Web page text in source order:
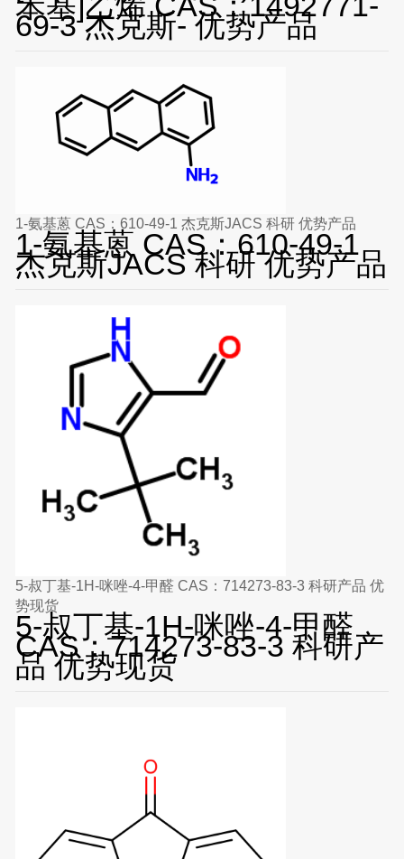
69-3 杰克斯- 优势产品
1-氨基蒽 CAS：610-49-1 杰克斯JACS 科研 优势产品
1-氨基蒽 CAS：610-49-1
杰克斯JACS 科研 优势产品
5-叔丁基-1H-咪唑-4-甲醛 CAS：714273-83-3 科研产品 优
势现货
5-叔丁基-1H-咪唑-4-甲醛
CAS：714273-83-3 科研产
品 优势现货